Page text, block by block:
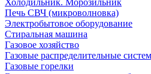
Холодильник. Морозильник
Печь СВЧ (микроволновка)
Электробытовое оборудование
Стиральная машина
Газовое хозяйство
Газовые распределительные
Газовые горелки